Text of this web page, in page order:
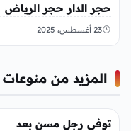
حجر الدار حجر الرياض
الحجر الأردني
23 أغسطس، 2025
المزيد من منوعات
منوعات
توفى رجل مسن بعد